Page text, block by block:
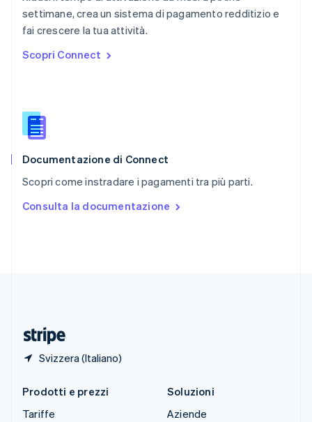
settimane, crea un sistema di pagamento redditizio e
fai crescere la tua attività.
Scopri Connect
Documentazione di Connect
Scopri come instradare i pagamenti tra più parti.
Consulta la documentazione
Svizzera (Italiano)
English
Repubblica Ceca
Romania
Slovacchia
English
Slovenia
EnglishItaliano
EspañolEnglish
English Español简体中文
Prodotti e prezzi
Tariffe
Soluzioni
Aziende